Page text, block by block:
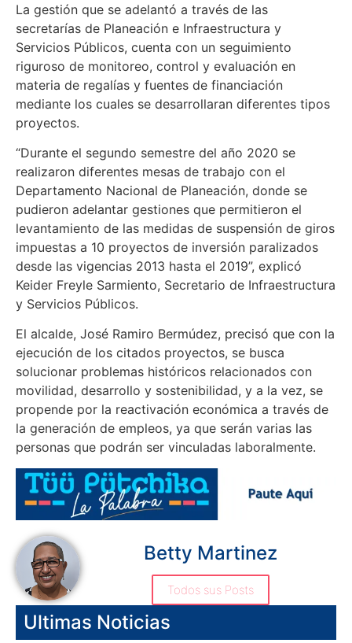
La gestión que se adelantó a través de las
secretarías de Planeación e Infraestructura y
Servicios Públicos, cuenta con un seguimiento
riguroso de monitoreo, control y evaluación en
materia de regalías y fuentes de financiación
mediante los cuales se desarrollaran diferentes tipos
proyectos.
“Durante el segundo semestre del año 2020 se
realizaron diferentes mesas de trabajo con el
Departamento Nacional de Planeación, donde se
pudieron adelantar gestiones que permitieron el
levantamiento de las medidas de suspensión de giros
impuestas a 10 proyectos de inversión paralizados
desde las vigencias 2013 hasta el 2019”, explicó
Keider Freyle Sarmiento, Secretario de Infraestructura
y Servicios Públicos.
El alcalde, José Ramiro Bermúdez, precisó que con la
ejecución de los citados proyectos, se busca
solucionar problemas históricos relacionados con
movilidad, desarrollo y sostenibilidad, y a la vez, se
propende por la reactivación económica a través de
la generación de empleos, ya que serán varias las
personas que podrán ser vinculadas laboralmente.
Betty Martinez
Todos sus Posts
Ultimas Noticias